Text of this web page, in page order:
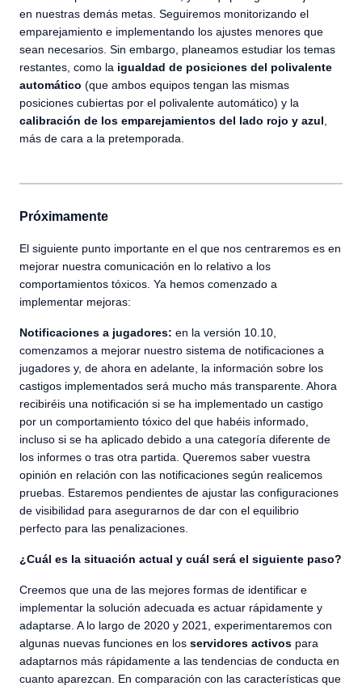
en nuestras demás metas. Seguiremos monitorizando el
emparejamiento e implementando los ajustes menores que
sean necesarios. Sin embargo, planeamos estudiar los temas
restantes, como la igualdad de posiciones del polivalente
automático (que ambos equipos tengan las mismas
posiciones cubiertas por el polivalente automático) y la
calibración de los emparejamientos del lado rojo y azul
más de cara a la pretemporada.
Próximamente
El siguiente punto importante en el que nos centraremos es en
mejorar nuestra comunicación en lo relativo a los
comportamientos tóxicos. Ya hemos comenzado a
implementar mejoras:
Notificaciones a jugadores: en la versión 10.10,
comenzamos a mejorar nuestro sistema de notificaciones a
jugadores y, de ahora en adelante, la información sobre los
castigos implementados será mucho más transparente. Ahora
recibiréis una notificación si se ha implementado un castigo
por un comportamiento tóxico del que habéis informado,
incluso si se ha aplicado debido a una categoría diferente de
los informes o tras otra partida. Queremos saber vuestra
opinión en relación con las notificaciones según realicemos
pruebas. Estaremos pendientes de ajustar las configuraciones
de visibilidad para asegurarnos de dar con el equilibrio
perfecto para las penalizaciones.
¿Cuál es la situación actual y cuál será el siguiente paso?
Creemos que una de las mejores formas de identificar e
implementar la solución adecuada es actuar rápidamente y
adaptarse. A lo largo de 2020 y 2021, experimentaremos con
algunas nuevas funciones en los servidores activos para
adaptarnos más rápidamente a las tendencias de conducta en
cuanto aparezcan. En comparación con las características que